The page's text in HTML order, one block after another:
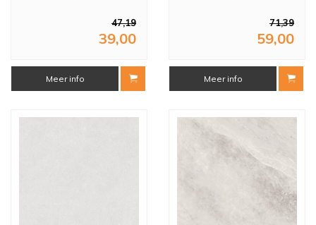
47,19
39,00
Meer info
71,39
59,00
Meer info